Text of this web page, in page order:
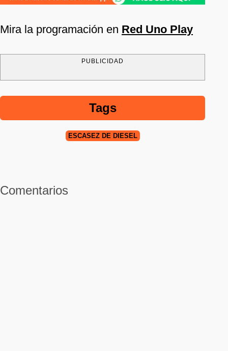
Mira la programación en Red Uno Play
PUBLICIDAD
Tags
ESCASEZ DE DIÉSEL
Comentarios